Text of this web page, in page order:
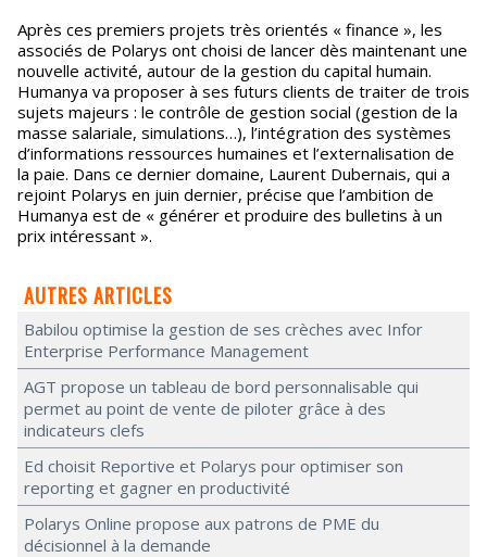
Après ces premiers projets très orientés « finance », les
associés de Polarys ont choisi de lancer dès maintenant une
nouvelle activité, autour de la gestion du capital humain.
Humanya va proposer à ses futurs clients de traiter de trois
sujets majeurs : le contrôle de gestion social (gestion de la
masse salariale, simulations…), l’intégration des systèmes
d’informations ressources humaines et l’externalisation de
la paie. Dans ce dernier domaine, Laurent Dubernais, qui a
rejoint Polarys en juin dernier, précise que l’ambition de
Humanya est de « générer et produire des bulletins à un
prix intéressant ».
AUTRES ARTICLES
Babilou optimise la gestion de ses crèches avec Infor
Enterprise Performance Management
AGT propose un tableau de bord personnalisable qui
permet au point de vente de piloter grâce à des
indicateurs clefs
Ed choisit Reportive et Polarys pour optimiser son
reporting et gagner en productivité
Polarys Online propose aux patrons de PME du
décisionnel à la demande